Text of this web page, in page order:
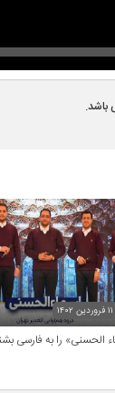
الحسنی» را به فارسی